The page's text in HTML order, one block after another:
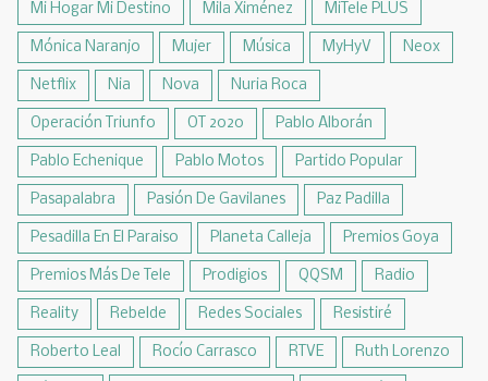
Mi Hogar Mi Destino Mila Ximénez MiTele PLUS
Mónica Naranjo Mujer Música MyHyV Neox
Netflix Nia Nova Nuria Roca
Operación Triunfo OT 2020 Pablo Alborán
Pablo Echenique Pablo Motos Partido Popular
Pasapalabra Pasión De Gavilanes Paz Padilla
Pesadilla En El Paraiso Planeta Calleja Premios Goya
Premios Más De Tele Prodigios QQSM Radio
Reality Rebelde Redes Sociales Resistiré
Roberto Leal Rocío Carrasco RTVE Ruth Lorenzo